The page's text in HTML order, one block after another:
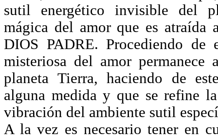
sutil energético invisible del
mágica del amor que es atraída
DIOS PADRE. Procediendo de
misteriosa del amor
planeta Tierra, haciendo de
alguna medida y que se refine
vibración del ambiente sutil
A la vez es necesario tener en